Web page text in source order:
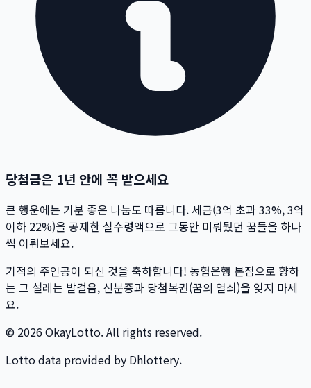
당첨금은 1년 안에 꼭 받으세요
큰 행운에는 기분 좋은 나눔도 따릅니다. 세금(3억 초과 33%, 3억
이하 22%)을 공제한 실수령액으로 그동안 미뤄뒀던 꿈들을 하나
씩 이뤄보세요.
기적의 주인공이 되신 것을 축하합니다! 농협은행 본점으로 향하
는 그 설레는 발걸음, 신분증과 당첨복권(꿈의 열쇠)을 잊지 마세
요.
© 2026 OkayLotto. All rights reserved.
Lotto data provided by Dhlottery.